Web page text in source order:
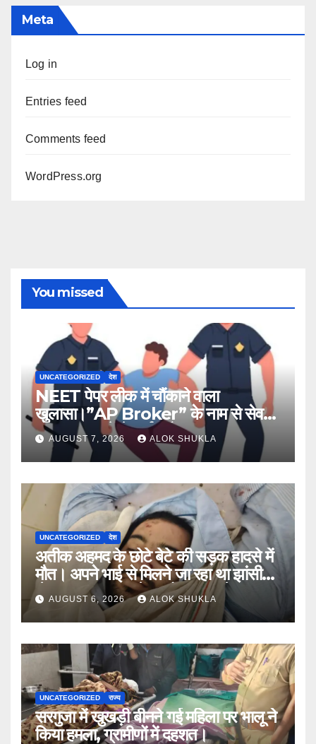
Meta
Log in
Entries feed
Comments feed
WordPress.org
You missed
UNCATEGORIZED देश
NEET पेपर लीक में चौंकाने वाला
खुलासा।”AP Broker” के नाम से सेव
नंबर,13राज्य में नेटवर्क और ऑफलाइन क्लास,
मराठी से इंग्लिश में अनुवाद सहित तमाम
खुलासे।
AUGUST 7, 2026 ALOK SHUKLA
UNCATEGORIZED देश
अतीक अहमद के छोटे बेटे की सड़क हादसे में
मौत। अपने भाई से मिलने जा रहा था झांसी
जेल (सूत्र)। कार में 5 लोग सवार थे।
AUGUST 6, 2026 ALOK SHUKLA
UNCATEGORIZED राज्य
सरगुजा में खुखड़ी बीनने गई महिला पर भालू ने
किया हमला, ग्रामीणों में दहशत।